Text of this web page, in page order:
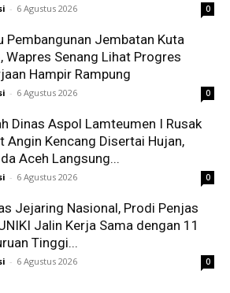
- 6 Agustus 2026 0
Pembangunan Jembatan Kuta
Wapres Senang Lihat Progres
Hampir Rampung
- 6 Agustus 2026 0
Dinas Aspol Lamteumen I Rusak
Angin Kencang Disertai Hujan,
Aceh Langsung...
- 6 Agustus 2026 0
Jejaring Nasional, Prodi Penjas
Jalin Kerja Sama dengan 11
Tinggi...
- 6 Agustus 2026 0